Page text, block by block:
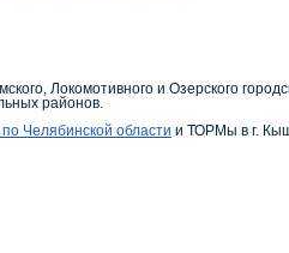
Локомотивного и Озерского
районов.
Челябинской области и ТОРМы в г.